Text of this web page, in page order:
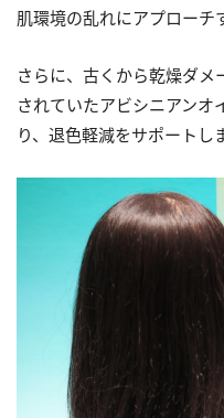
肌環境の乱れにアプローチ
さらに、古くから乾燥ダ
されていたアビシニアン
り、退色軽減をサポートし